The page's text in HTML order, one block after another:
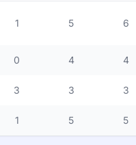
1 5 6
0 4 4
3 3 3
1 5 5